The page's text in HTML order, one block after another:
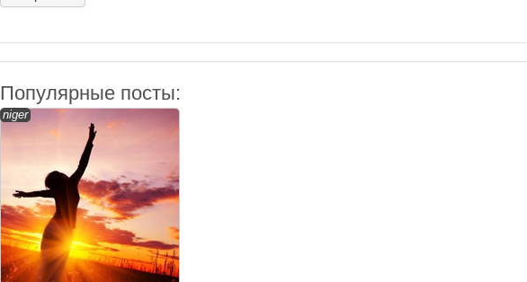
Популярные посты:
niger